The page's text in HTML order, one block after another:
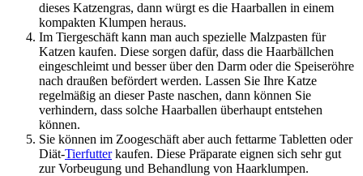
dieses Katzengras, dann würgt es die Haarballen in einem
kompakten Klumpen heraus.
Im Tiergeschäft kann man auch spezielle Malzpasten für
Katzen kaufen. Diese sorgen dafür, dass die Haarbällchen
eingeschleimt und besser über den Darm oder die Speiseröhre
nach draußen befördert werden. Lassen Sie Ihre Katze
regelmäßig an dieser Paste naschen, dann können Sie
verhindern, dass solche Haarballen überhaupt entstehen
können.
Sie können im Zoogeschäft aber auch fettarme Tabletten oder
Diät-Tierfutterkaufen. Diese Präparate eignen sich sehr gut
zur Vorbeugung und Behandlung von Haarklumpen.